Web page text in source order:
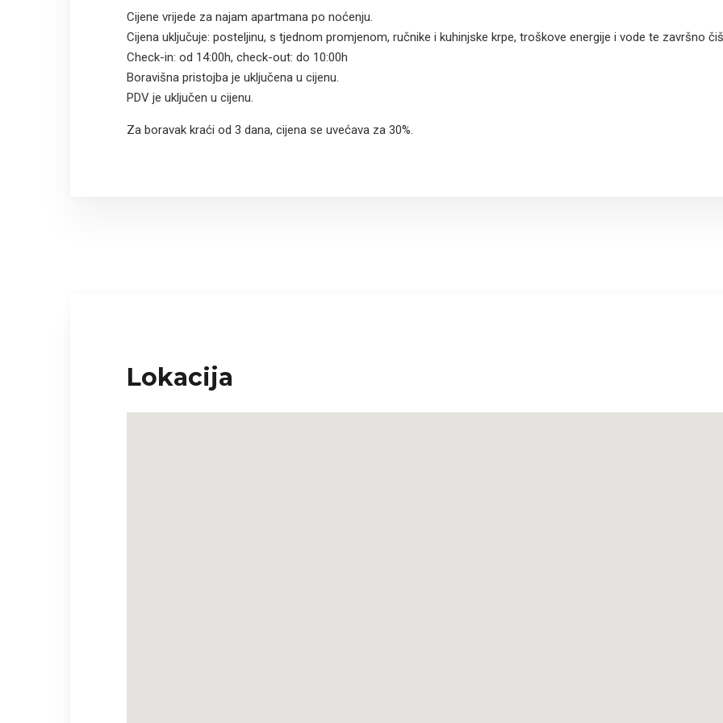
Cijene vrijede za najam apartmana po noćenju.
Cijena uključuje: posteljinu, s tjednom promjenom, ručnike i kuhinjske krpe, troškove energije i vode te završno
Check-in: od 14:00h, check-out: do 10:00h
Boravišna pristojba je uključena u cijenu.
PDV je uključen u cijenu.
Za boravak kraći od 3 dana, cijena se uvećava za 30%.
Lokacija